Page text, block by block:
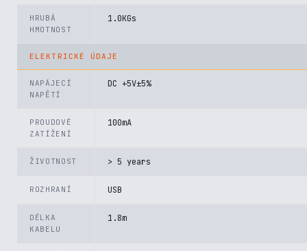
HRUBÁ
HMOTNOST
1.0KGs
ELEKTRICKÉ ÚDAJE
NAPÁJECÍ
NAPĚTÍ
DC +5V±5%
PROUDOVÉ
ZATÍŽENÍ
100mA
ŽIVOTNOST > 5 years
ROZHRANÍ USB
DÉLKA
KABELU
1.8m